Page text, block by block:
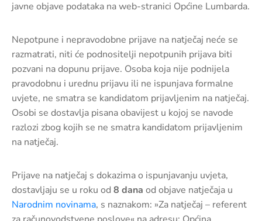
javne objave podataka na web-stranici Općine Lumbarda.
Nepotpune i nepravodobne prijave na natječaj neće se
razmatrati, niti će podnositelji nepotpunih prijava biti
pozvani na dopunu prijave. Osoba koja nije podnijela
pravodobnu i urednu prijavu ili ne ispunjava formalne
uvjete, ne smatra se kandidatom prijavljenim na natječaj.
Osobi se dostavlja pisana obavijest u kojoj se navode
razlozi zbog kojih se ne smatra kandidatom prijavljenim
na natječaj.
Prijave na natječaj s dokazima o ispunjavanju uvjeta,
dostavljaju se u roku od 8 dana od objave natječaja u
Narodnim novinama, s naznakom: »Za natječaj – referent